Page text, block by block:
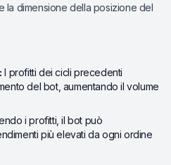
la dimensione della posizione del
I profitti dei cicli precedenti
del bot, aumentando il volume
i profitti, il bot può
più elevati da ogni ordine